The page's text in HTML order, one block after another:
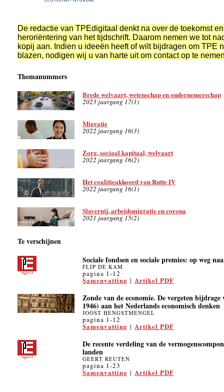
De redactie van TPEdigitaal denkt na over de toekomst
heroriëntering van het tijdschrift. Daarom nemen we tot
kopij aan. Indien u ideeën heeft of wilt bijdragen om TPE
blazen, nodigen wij u van harte uit om contact op te
Themanummers
Brede welvaart, wetenschap en ondernemerschap
2023 jaargang 17(1)
Migratie
2022 jaargang 16(3)
Zorg, sociaal kapitaal, welvaart
2022 jaargang 16(2)
Het coalitieakkoord van Rutte IV
2022 jaargang 16(1)
Slavernij, arbeidsmigratie en corona
2021 jaargang 15(2)
Te verschijnen
Sociale fondsen en sociale premies: op weg
FLIP DE KAM
pagina 1-12
Samenvatting | Artikel PDF
Zonde van de economie. De vergeten
1946) aan het Nederlands economisch denken
JOOST HENGSTMENGEL
pagina 1-12
Samenvatting | Artikel PDF
De recente verdeling van de
landen
GEERT REUTEN
pagina 1-23
Samenvatting | Artikel PDF